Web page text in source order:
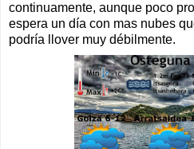
continuamente, aunque poco
espera un día con mas nubes
podría llover muy débilmente.